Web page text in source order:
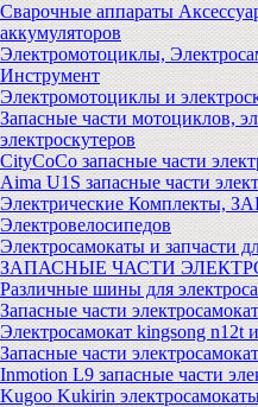
Сварочные аппараты
аккумуляторов
Электромотоциклы,
Инструмент
Электромотоциклы и
Запасные части мотоциклов,
электроскутеров
CityCoCo запасные части
Aima U1S запасные части
Электрические
Электровелосипедов
Электросамокаты и запчасти
ЗАПАСНЫЕ ЧАСТИ
Различные шины для
Запасные части
Электросамокат kingsong n12t
Запасные части
Inmotion L9 запасные части
Kugoo Kukirin